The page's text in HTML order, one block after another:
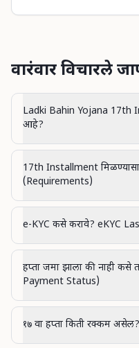
वारंवार विचारले
Ladki Bahin Yojana 17th
आहे?
17th Installment
(Requirements)
e-KYC कसे करावे? eKYC
हप्ता जमा झाला की नाही
Payment Status)
१७ वा हप्ता किती रक्कम